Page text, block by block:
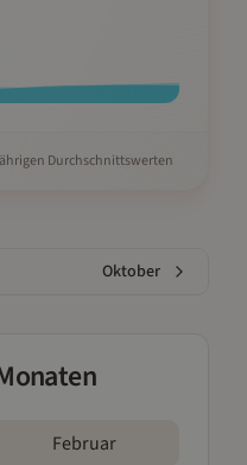
Durchschnittswerten
Oktober
Februar